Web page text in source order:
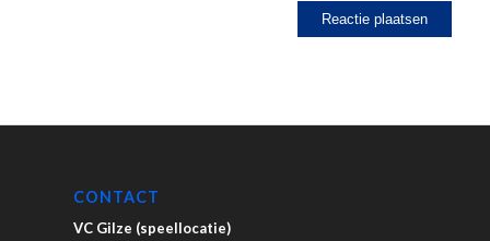
CONTACT
VC Gilze (speellocatie)